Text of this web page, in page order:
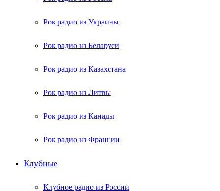
Рок радио из Украины
Рок радио из Беларуси
Рок радио из Казахстана
Рок радио из Литвы
Рок радио из Канады
Рок радио из Франции
Клубные
Клубное радио из России